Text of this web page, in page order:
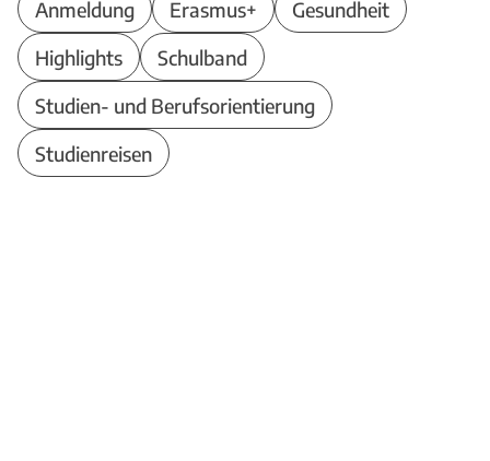
Anmeldung Erasmus+
Gesundheit
Highlights
Schulband
Studien- und Berufsorientierung
Studienreisen